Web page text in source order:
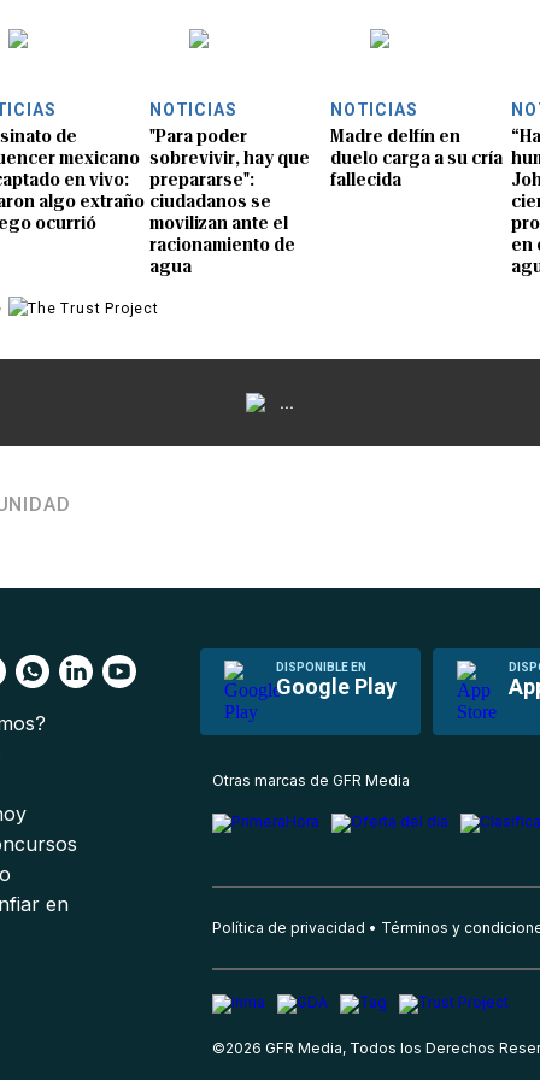
de
mexicano
en vivo:
algo extraño
ocurrió
NOTICIAS
"Para poder
sobrevivir, hay que
prepararse":
ciudadanos se
movilizan ante el
racionamiento de
agua
NOTICIAS
Madre delfín en
duelo carga a su cría
fallecida
en
...
DISPONIBLE EN
Google Play
en
Otras marcas de GFR Media
Política de privacidad Términos y
©2026 GFR Media, Todos los Derechos